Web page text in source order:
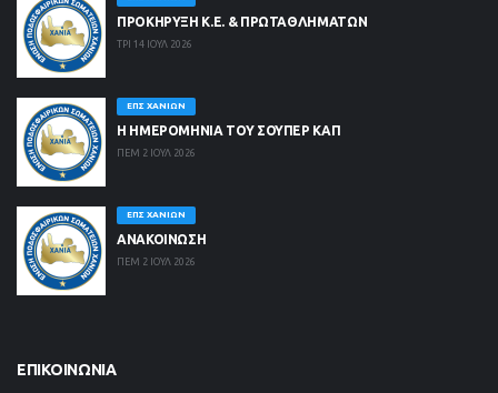
ΠΡΟΚΗΡΥΞΗ Κ.Ε. & ΠΡΩΤΑΘΛΗΜΑΤΩΝ
ΤΡΙ 14 ΙΟΥΛ 2026
ΕΠΣ ΧΑΝΊΩΝ
Η ΗΜΕΡΟΜΗΝΙΑ ΤΟΥ ΣΟΥΠΕΡ ΚΑΠ
ΠΕΜ 2 ΙΟΥΛ 2026
ΕΠΣ ΧΑΝΊΩΝ
ΑΝΑΚΟΙΝΩΣΗ
ΠΕΜ 2 ΙΟΥΛ 2026
ΕΠΙΚΟΙΝΩΝΊΑ